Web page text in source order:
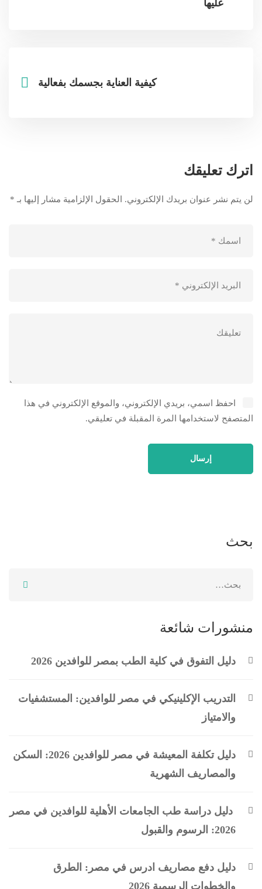
عليها
كيفية العناية بجسمك بفعالية
اترك تعليقك
لن يتم نشر عنوان بريدك الإلكتروني. الحقول الإلزامية مشار إليها بـ *
احفظ اسمي، بريدي الإلكتروني، والموقع الإلكتروني في هذا
المتصفح لاستخدامها المرة المقبلة في تعليقي.
بحث
منشورات شائعة
دليل التفوق في كلية الطب بمصر للوافدين 2026
التدريب الإكلينيكي في مصر للوافدين: المستشفيات
والامتياز
دليل تكلفة المعيشة في مصر للوافدين 2026: السكن
والمصاريف الشهرية
دليل دراسة طب الجامعات الأهلية للوافدين في مصر
2026: الرسوم والقبول
دليل دفع مصاريف ادرس في مصر: الطرق
والخطوات الرسمية 2026